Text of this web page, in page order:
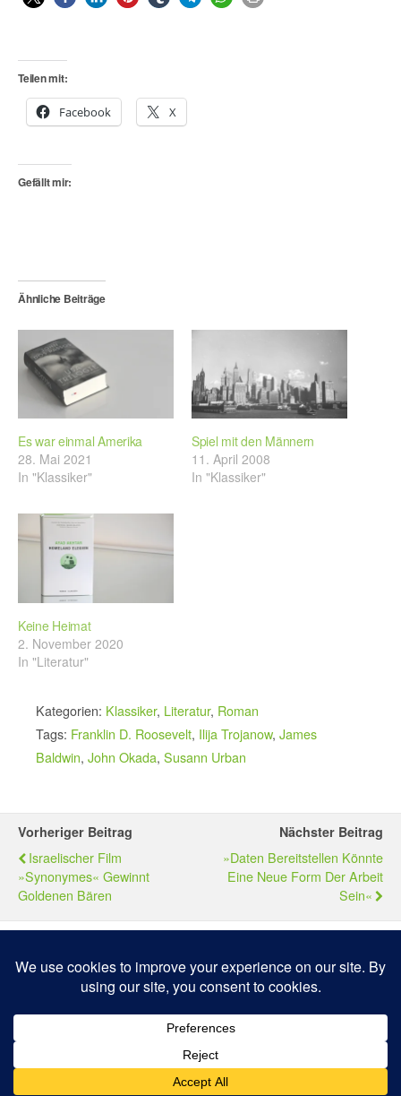
Teilen mit:
Facebook X
Gefällt mir:
Ähnliche Beiträge
Es war einmal Amerika
28. Mai 2021
In "Klassiker"
Spiel mit den Männern
11. April 2008
In "Klassiker"
Keine Heimat
2. November 2020
In "Literatur"
Kategorien: Klassiker, Literatur, Roman
Tags: Franklin D. Roosevelt, Ilija Trojanow, James
Baldwin, John Okada, Susann Urban
Vorheriger Beitrag
Israelischer Film
»Synonymes« Gewinnt
Goldenen Bären
Nächster Beitrag
»Daten Bereitstellen Könnte
Eine Neue Form Der Arbeit
Sein«
Zum Seitenanfang
Mobil Desktop